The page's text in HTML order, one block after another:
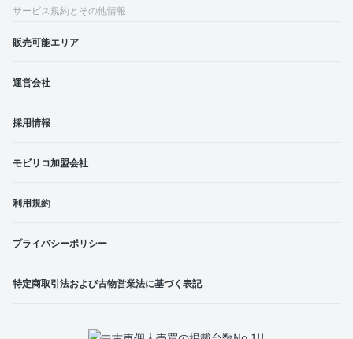
サービス規約とその他情報
販売可能エリア
運営会社
採用情報
モビリコ加盟会社
利用規約
プライバシーポリシー
特定商取引法および古物営業法に基づく表記